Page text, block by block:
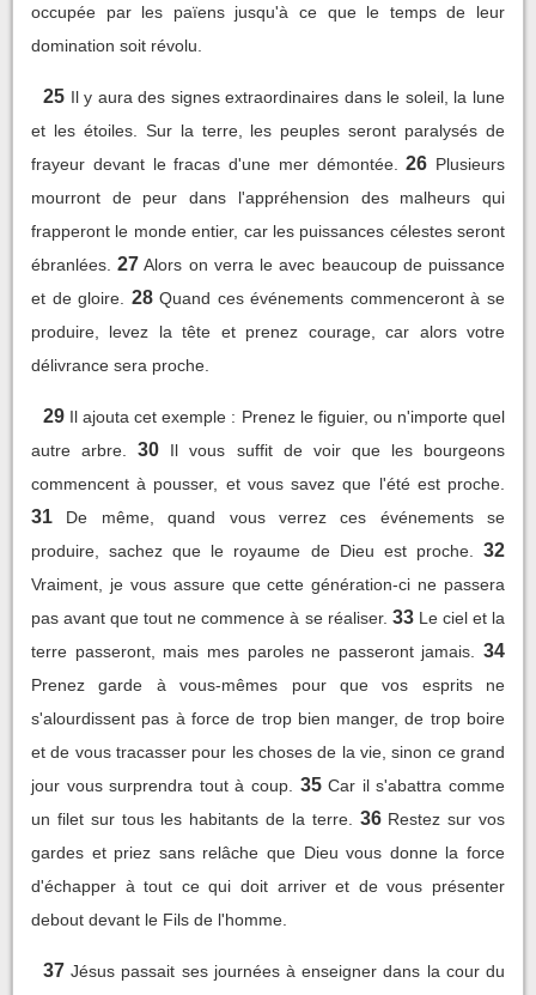
occupée par les païens jusqu'à ce que le temps de leur
domination soit révolu.
25 Il y aura des signes extraordinaires dans le soleil, la lune
et les étoiles. Sur la terre, les peuples seront paralysés de
frayeur devant le fracas d'une mer démontée.
26 Plusieurs
mourront de peur dans l'appréhension des malheurs qui
frapperont le monde entier, car les puissances célestes seront
ébranlées. 27 Alors on verra le avec beaucoup de puissance
et de gloire.
28 Quand ces événements commenceront à se
produire, levez la tête et prenez courage, car alors votre
délivrance sera proche.
29 Il ajouta cet exemple : Prenez le figuier, ou n'importe quel
autre arbre.
30
Il vous suffit de voir que les bourgeons
commencent à pousser, et vous savez que l'été est proche.
31
De même, quand vous verrez ces événements se
produire, sachez que le royaume de Dieu est proche.
32
Vraiment, je vous assure que cette génération-ci ne passera
pas avant que tout ne commence à se réaliser. 33 Le ciel et la
terre passeront, mais mes paroles ne passeront jamais.
34
Prenez garde à vous-mêmes pour que vos esprits ne
s'alourdissent pas à force de trop bien manger, de trop boire
et de vous tracasser pour les choses de la vie, sinon ce grand
jour vous surprendra tout à coup.
35 Car il s'abattra comme
un filet sur tous les habitants de la terre.
36 Restez sur vos
gardes et priez sans relâche que Dieu vous donne la force
d'échapper à tout ce qui doit arriver et de vous présenter
debout devant le Fils de l'homme.
37 Jésus passait ses journées à enseigner dans la cour du